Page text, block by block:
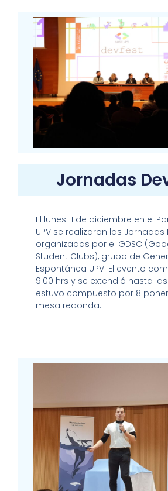
Jornadas
El lunes 11 de diciembre en el
UPV se realizaron las Jornadas
organizadas por el GDSC
Student Clubs), grupo de
Espontánea UPV. El evento
9:00 hrs y se extendió hasta las
estuvo compuesto por 8
mesa redonda.